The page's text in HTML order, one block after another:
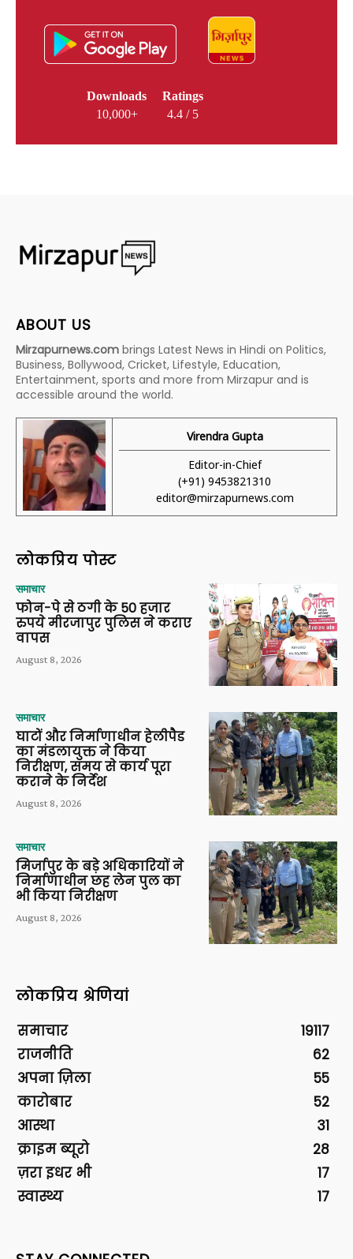
Downloads
10,000+
Ratings
4.4 / 5
ABOUT US
Mirzapurnews.com brings Latest News in Hindi on Politics,
Business, Bollywood, Cricket, Lifestyle, Education,
Entertainment, sports and more from Mirzapur and is
accessible around the world.
Virendra Gupta
Editor-in-Chief
(+91) 9453821310
editor@mirzapurnews.com
लोकप्रिय पोस्ट
समाचार
फोन-पे से ठगी के 50 हजार
रुपये मीरजापुर पुलिस ने कराए
वापस
August 8, 2026
समाचार
घाटों और निर्माणाधीन हेलीपैड
का मंडलायुक्त ने किया
निरीक्षण, समय से कार्य पूरा
कराने के निर्देश
August 8, 2026
समाचार
मिर्जापुर के बड़े अधिकारियों ने
निर्माणाधीन छह लेन पुल का
भी किया निरीक्षण
August 8, 2026
लोकप्रिय श्रेणियां
समाचार
19117
राजनीति
62
अपना ज़िला
55
कारोबार
52
आस्था
31
क्राइम ब्यूरो
28
ज़रा इधर भी
17
स्वास्थ्य
17